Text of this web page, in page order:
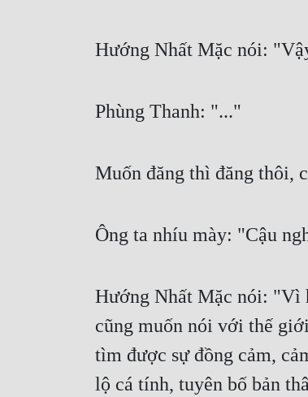
Hướng Nhất Mặc nói:
Phùng Thanh: "..."
Muốn đăng thì đăng thôi,
Ông ta nhíu mày: "Cậu
Hướng Nhất Mặc nói: "Vì
cũng muốn nói với thế
tìm được sự đồng cảm,
lộ cá tính, tuyên bố bản